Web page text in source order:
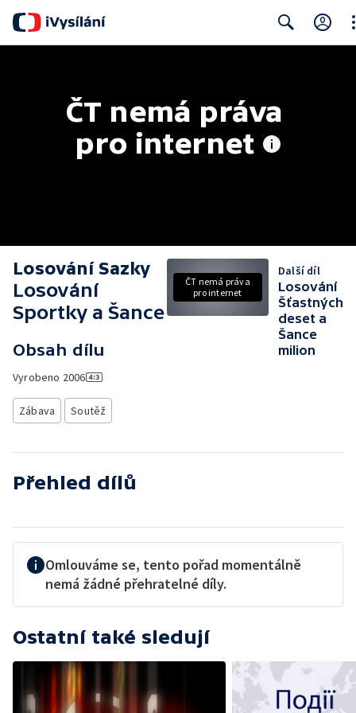
ČT nemá práva
pro internet
Losování Sazky
Losování
Sportky a Šance
Obsah dílu
Vyrobeno 2006
Zábava Soutěž
ČT nemá práva
pro internet
Další díl
Losování
Šťastných
deset a
Šance
milion
Přehled dílů
Omlouváme se, tento pořad momentálně
nemá žádné přehratelné díly.
Ostatní také sledují